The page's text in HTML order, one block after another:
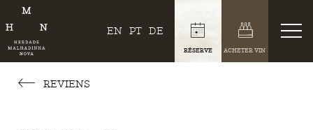
EN PT DE
RÉSERVE ACHETER VIN
REVIENS